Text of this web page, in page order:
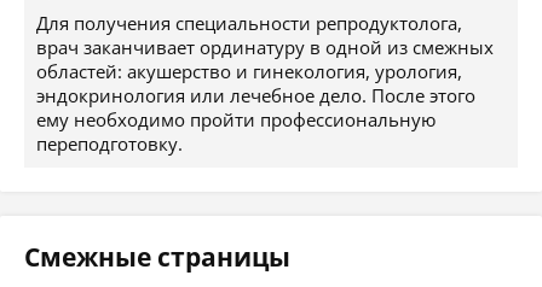
Для получения специальности репродуктолога,
врач заканчивает ординатуру в одной из смежных
областей: акушерство и гинекология, урология,
эндокринология или лечебное дело. После этого
ему необходимо пройти профессиональную
переподготовку.
Смежные страницы